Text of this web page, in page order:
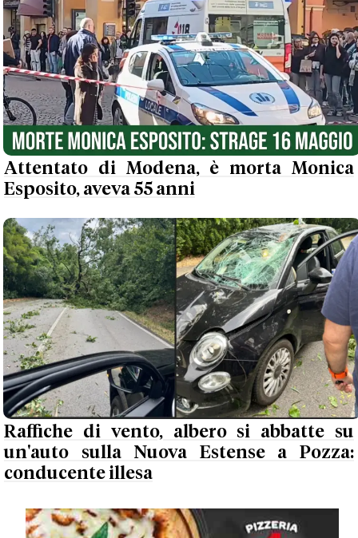
Attentato di Modena, è morta Monica
Esposito, aveva 55 anni
Raffiche di vento, albero si abbatte su
un'auto sulla Nuova Estense a Pozza:
conducente illesa